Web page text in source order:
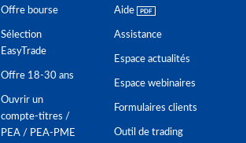
Offre bourse
Sélection
EasyTrade
Offre 18-30 ans
Ouvrir un
compte-titres /
PEA / PEA-PME
Aide
Assistance
Espace actualités
Espace webinaires
Formulaires clients
Outil de trading